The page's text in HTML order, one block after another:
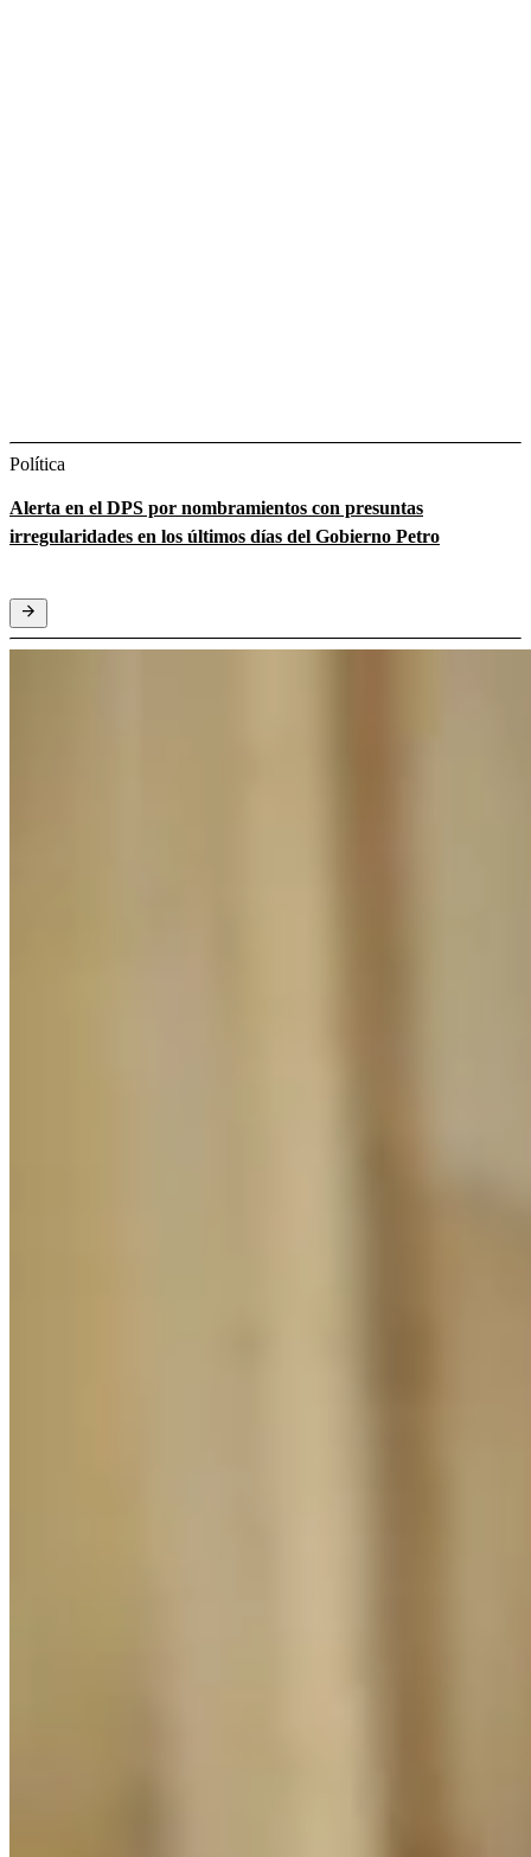
Política
Alerta en el DPS por nombramientos con presuntas
irregularidades en los últimos días del Gobierno Petro